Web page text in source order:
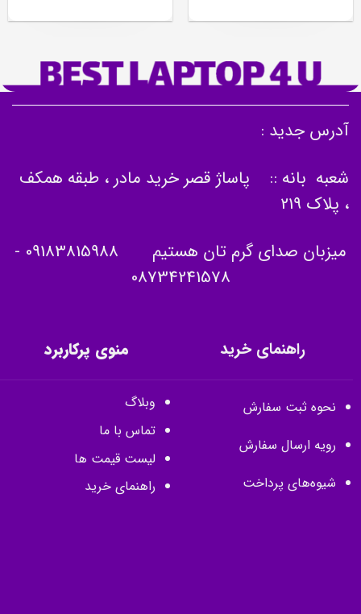
آدرس جدید :
شعبه بانه :: پاساژ قصر خرید مادر ، طبقه همکف
، پلاک 219
میزبان صدای گرم تان هستیم 09183815988
-
08734241578
راهنمای خرید
نحوه ثبت سفارش
رویه ارسال سفارش
شیوه‌های پرداخت
منوی پرکاربرد
وبلاگ
تماس با ما
لیست قیمت ها
راهنمای خرید